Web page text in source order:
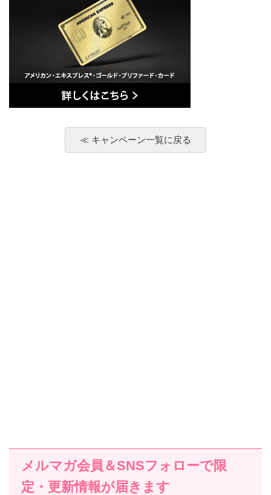
≪ キャンペーン一覧に戻る
メルマガ会員＆SNSフォローで限
定・更新情報が届きます